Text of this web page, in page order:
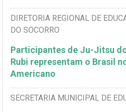
DIRETORIA REGIONAL DE
DO SOCORRO
Participantes de Ju-Jitsu
Rubi representam o Brasil
Americano
SECRETARIA MUNICIPAL DE